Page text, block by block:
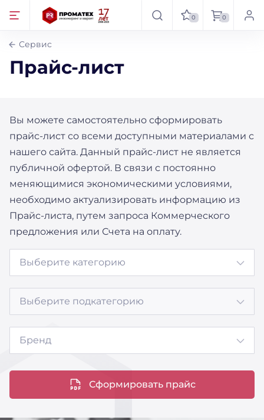
0 0
Сервис
Прайс-лист
Вы можете самостоятельно сформировать
прайс-лист со всеми доступными материалами с
нашего сайта. Данный прайс-лист не является
публичной офертой. В связи с постоянно
меняющимися экономическими условиями,
необходимо актуализировать информацию из
Прайс-листа, путем запроса Коммерческого
предложения или Счета на оплату.
Выберите категорию
Выберите подкатегорию
Бренд
Сформировать прайс